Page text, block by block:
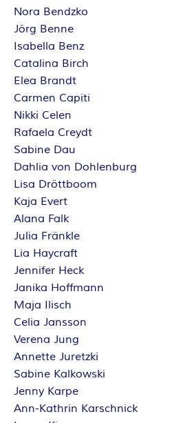
A
S
Y
A
U
T
O
R
:
I
N
N
Nora Bendzko
Jörg Benne
Isabella Benz
Catalina Birch
Elea Brandt
Carmen Capiti
Nikki Celen
Rafaela Creydt
Sabine Dau
Dahlia von Dohlenburg
Lisa Dröttboom
Kaja Evert
Alana Falk
Julia Fränkle
Lia Haycraft
Jennifer Heck
Janika Hoffmann
Maja Ilisch
Celia Jansson
Verena Jung
Annette Juretzki
Sabine Kalkowski
Jenny Karpe
Ann-Kathrin Karschnick